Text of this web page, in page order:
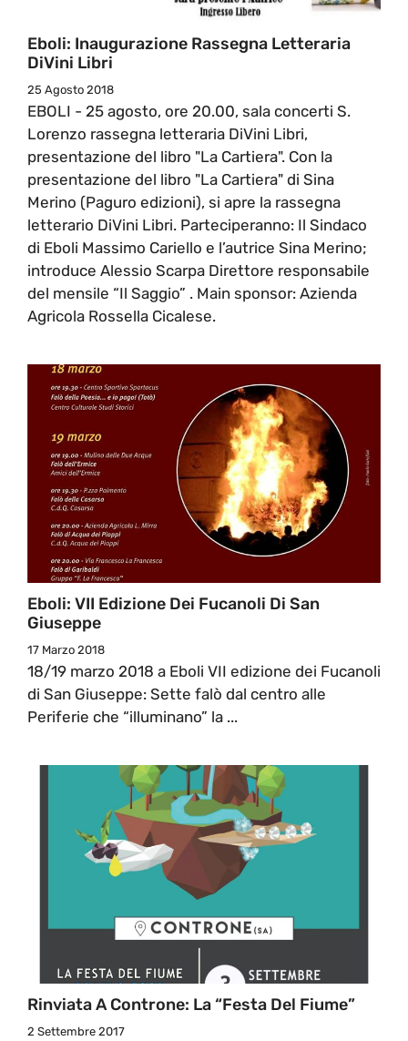
Eboli: Inaugurazione Rassegna Letteraria
DiVini Libri
25 Agosto 2018
EBOLI - 25 agosto, ore 20.00, sala concerti S.
Lorenzo rassegna letteraria DiVini Libri,
presentazione del libro "La Cartiera". Con la
presentazione del libro "La Cartiera" di Sina
Merino (Paguro edizioni), si apre la rassegna
letterario DiVini Libri. Parteciperanno: Il Sindaco
di Eboli Massimo Cariello e l’autrice Sina Merino;
introduce Alessio Scarpa Direttore responsabile
del mensile “Il Saggio” . Main sponsor: Azienda
Agricola Rossella Cicalese.
Eboli: VII Edizione Dei Fucanoli Di San
Giuseppe
17 Marzo 2018
18/19 marzo 2018 a Eboli VII edizione dei Fucanoli
di San Giuseppe: Sette falò dal centro alle
Periferie che “illuminano” la ...
Rinviata A Controne: La “Festa Del Fiume”
2 Settembre 2017